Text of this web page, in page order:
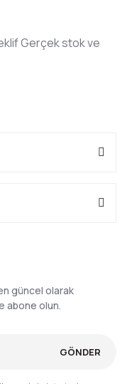
Gerçek stok ve
güncel olarak
abone olun.
GÖNDER